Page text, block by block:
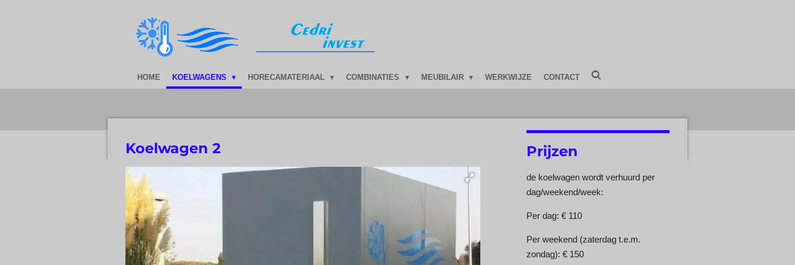
HOME KOELWAGENS HORECAMATERIAAL COMBINATIES MEUBILAIR WERKWIJZE CONTACT
Koelwagen 2 Prijzen
de koelwagen wordt verhuurd per
dag/weekend/week:
Per dag: € 110
Per weekend (zaterdag t.e.m.
zondag): € 150